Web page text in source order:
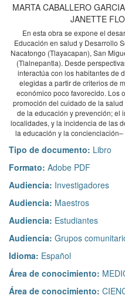
MARTA CABALLERO GARCIA
JANETTE
En esta obra se expone el
Educación en salud y Desarrollo
Nacatongo (Tlayacapan), San
(Tlalnepantla). Desde
interactúa con los habitantes de
elegidas a partir de criterios de
económico poco favorecido. Los
promoción del cuidado de la
de la educación y prevención; el
localidades, y la incidencia de las
la educación y la
Tipo de documento: Libro
Formato: Adobe PDF
Audiencia: Investigadores
Audiencia: Maestros
Audiencia: Estudiantes
Audiencia: Grupos
Idioma: Español
Área de conocimiento:
Área de conocimiento: